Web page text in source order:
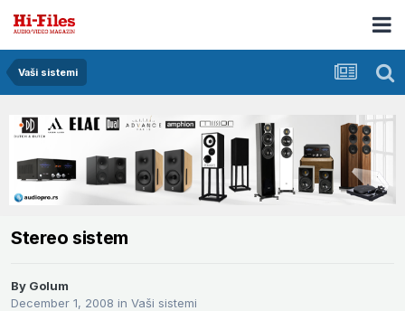
Vaši sistemi
Stereo sistem
By Golum
December 1, 2008 in Vaši sistemi